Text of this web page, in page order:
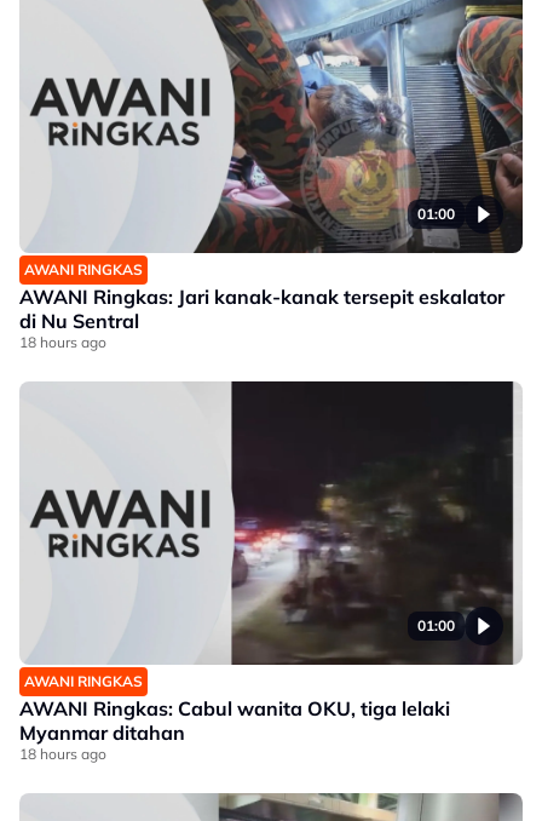
01:00
AWANI RINGKAS
AWANI Ringkas: Jari kanak-kanak tersepit eskalator
di Nu Sentral
18 hours ago
01:00
AWANI RINGKAS
AWANI Ringkas: Cabul wanita OKU, tiga lelaki
Myanmar ditahan
18 hours ago